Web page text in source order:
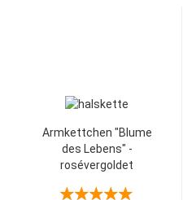
Armkettchen "Blume
des Lebens" -
rosévergoldet